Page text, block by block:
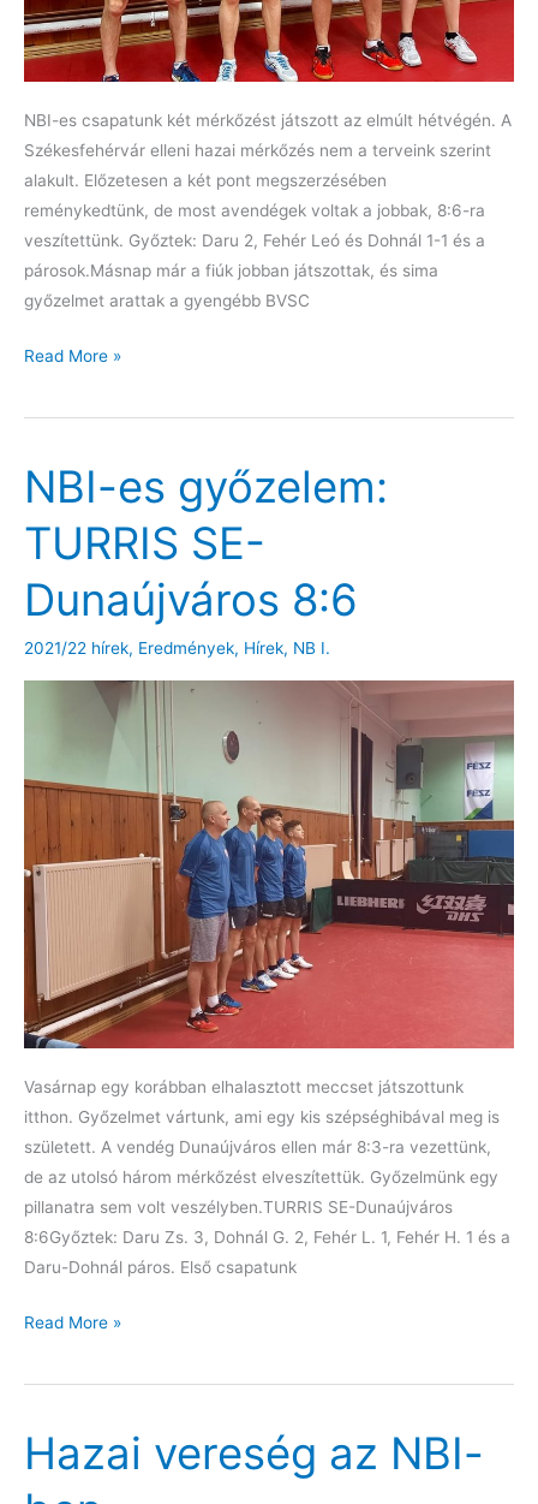
NBI-es csapatunk két mérkőzést játszott az elmúlt hétvégén. A
Székesfehérvár elleni hazai mérkőzés nem a terveink szerint
alakult. Előzetesen a két pont megszerzésében
reménykedtünk, de most avendégek voltak a jobbak, 8:6-ra
veszítettünk. Győztek: Daru 2, Fehér Leó és Dohnál 1-1 és a
párosok.Másnap már a fiúk jobban játszottak, és sima
győzelmet arattak a gyengébb BVSC
Sűrű
a
a
hétvégén
Read More »
NBI-es győzelem:
TURRIS SE-
Dunaújváros 8:6
2021/22 hírek, Eredmények, Hírek, NB I.
Vasárnap egy korábban elhalasztott meccset játszottunk
itthon. Győzelmet vártunk, ami egy kis szépséghibával meg is
született. A vendég Dunaújváros ellen már 8:3-ra vezettünk,
de az utolsó három mérkőzést elveszítettük. Győzelmünk egy
pillanatra sem volt veszélyben.TURRIS SE-Dunaújváros
8:6Győztek: Daru Zs. 3, Dohnál G. 2, Fehér L. 1, Fehér H. 1 és a
Daru-Dohnál páros. Első csapatunk
NBI-
győzelem:
SE-
Dunaújváros
Read More »
Hazai vereség az NBI-